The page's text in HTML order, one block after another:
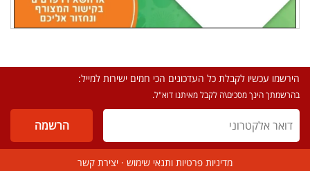
הירשמו עכשיו לקבלת כל העדכונים הכי חמים ישירות למייל:
בהרשמתך הינך מסכים\ה לקבל מאיתנו דוא"ל.
מדיניות פרטיות ותנאי שימוש · יצירת קשר